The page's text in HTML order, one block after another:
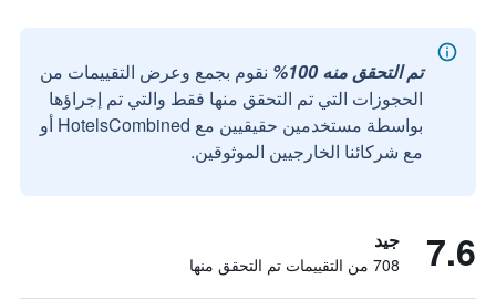
تم التحقق منه 100%
نقوم بجمع وعرض التقييمات من
الحجوزات التي تم التحقق منها فقط والتي تم إجراؤها
بواسطة مستخدمين حقيقيين مع HotelsCombined أو
مع شركائنا الخارجيين الموثوقين.
7.6 جيد
708 من التقييمات تم التحقق منها